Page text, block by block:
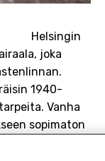
Helsingin
joka
1940-
Vanha
sopimaton